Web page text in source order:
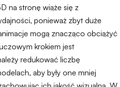
na stronę wiąże się z
ponieważ zbyt duże
mogą znacząco obciążyć
krokiem jest
redukować liczbę
aby były one mniej